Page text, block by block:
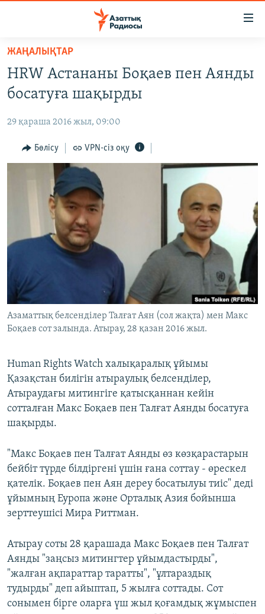
Skip
main
content
to
Navigation
Skip
САЯСАТ
AZATTYQTV
ҚАҢТАР ОҚИҒАСЫ
АДАМ ҚҰҚЫҚТАРЫ
ӘЛЕУМЕТ
АРНАЙЫ ЖОБАЛАР
Русский
ЖАЗЫЛЫҢЫЗ
Басқа тілдерде
ЖАҢАЛЫҚТАР
HRW Астананы Боқаев пен Аянды
босатуға шақырды
29 қараша 2016 жыл, 09:00
Бөлісу VPN-сіз оқу
Азаматтық белсенділер Талғат Аян (сол жақта) мен Макс
Боқаев сот залында. Атырау, 28 қазан 2016 жыл.
Human Rights Watch халықаралық ұйымы
Қазақстан билігін атыраулық белсенділер,
Атыраудағы митингіге қатысқаннан кейін
сотталған Макс Боқаев пен Талғат Аянды босатуға
шақырды.
"Макс Боқаев пен Талғат Аянды өз көзқарастарын
бейбіт түрде білдіргені үшін ғана соттау - өрескел
қателік. Боқаев пен Аян дереу босатылуы тиіс" деді
ұйымның Еуропа және Орталық Азия бойынша
зерттеушісі Мира Риттман.
Атырау соты 28 қарашада Макс Боқаев пен Талғат
Аянды "заңсыз митингтер ұйымдастырды",
"жалған ақпараттар таратты", "ұлтараздық
тудырды" деп айыптап, 5 жылға соттады. Сот
сонымен бірге оларға үш жыл қоғамдық жұмыспен